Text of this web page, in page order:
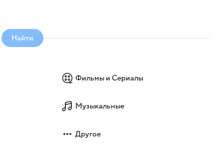
Найти
Фильмы и Сериалы
Музыкальные
Другое